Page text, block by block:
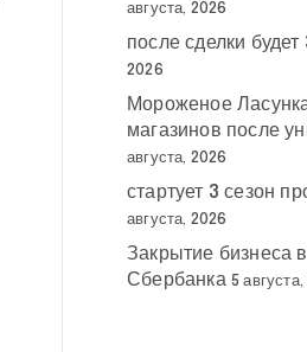
августа, 2026
после сделки
2026
Мороженое
магазинов после
августа, 2026
стартует 3 сезон
августа, 2026
Закрытие бизнеса
Сбербанка 5